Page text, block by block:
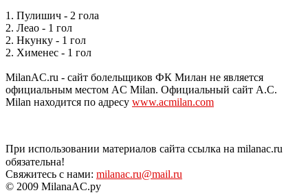
1. Пулишич - 2 гола
2. Леао - 1 гол
2. Нкунку - 1 гол
2. Хименес - 1 гол
MilanAC.ru - сайт болельщиков ФК Милан не является
официальным местом AC Milan. Официальный сайт A.C.
Milan находится по адресу www.acmilan.com
При использовании материалов сайта ссылка на milanac.ru
обязательна!
Свяжитесь с нами: milanac.ru@mail.ru
© 2009 MilanaAC.ру